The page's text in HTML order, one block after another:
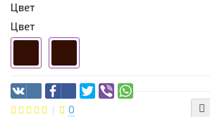
Цвет
Цвет
0